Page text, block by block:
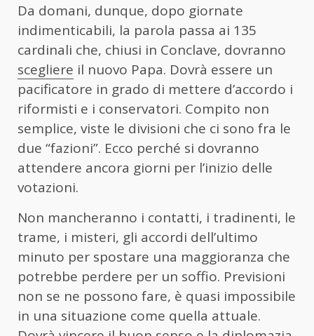
Da domani, dunque, dopo giornate
indimenticabili, la parola passa ai 135
cardinali che, chiusi in Conclave, dovranno
scegliere il nuovo Papa. Dovrà essere un
pacificatore in grado di mettere d’accordo i
riformisti e i conservatori. Compito non
semplice, viste le divisioni che ci sono fra le
due “fazioni”. Ecco perché si dovranno
attendere ancora giorni per l’inizio delle
votazioni.
Non mancheranno i contatti, i tradinenti, le
trame, i misteri, gli accordi dell’ultimo
minuto per spostare una maggioranza che
potrebbe perdere per un soffio. Previsioni
non se ne possono fare, è quasi impossibile
in una situazione come quella attuale.